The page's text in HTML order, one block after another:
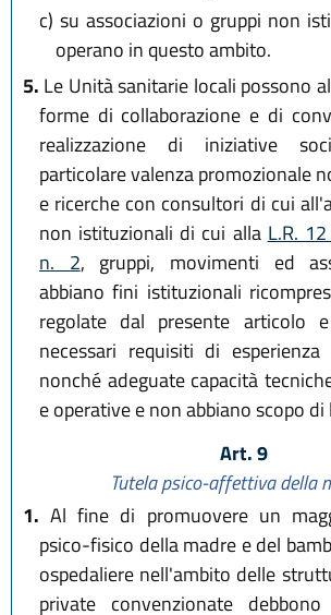
c) su associazioni o gruppi non
operano in questo ambito.
5. Le Unità sanitarie locali possono
forme di collaborazione e di
realizzazione di iniziative
particolare valenza promozionale
e ricerche con consultori di cui
non istituzionali di cui alla L.R.
n. 2, gruppi, movimenti ed
abbiano fini istituzionali
regolate dal presente articolo
necessari requisiti di
nonché adeguate capacità
e operative e non abbiano scopo di
Art. 9
Tutela psico-affettiva della
1. Al fine di promuovere un
psico-fisico della madre e del
ospedaliere nell'ambito delle
private convenzionate